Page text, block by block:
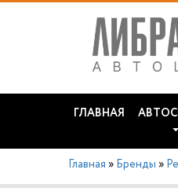
ГЛАВНАЯ
Главная » Бренды »